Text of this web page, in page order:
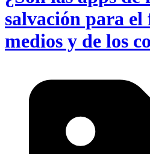
salvación para
medios y de los